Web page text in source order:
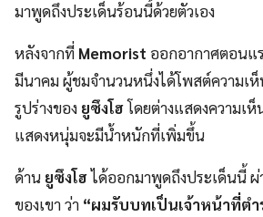
มาพูดถึงประเด็นร้อนนี้ด้วยตัวเอง
หลังจากที่ Memorist ออกอากาศตอนแ
มีนาคม ผู้ชมจำนวนหนึ่งได้โพสต์ความเ
รูปร่างของ ยูซึงโฮโดยต่างแสดงความเ
แสดงหนุ่มจะมีน้ำหนักที่เพิ่มขึ้น
ด้าน ยูซึงโฮได้ออกมาพูดถึงประเด็นนี้ ผ่
ของเขา ว่า “ผมรับบทเป็นเจ้าหน้าที่ตำ